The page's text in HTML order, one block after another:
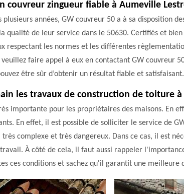
couvreur zingueur fiable à Aumeville
années, GW couvreur 50 a à sa disposition
qualité de leur service dans le 50630. Certifiés et
respectant les normes et les différentes
faire appel à eux en contactant GW couvreur
être sûr d’obtenir un résultat fiable et satisfaisant.
les travaux de construction de toiture à
importante pour les propriétaires des maisons. En
En effet, il est possible de solliciter le service de
complexe et très dangereux. Dans ce cas, il est
À côté de cela, il faut aussi rappeler
ces conditions et sachez qu'il garantit une meilleure